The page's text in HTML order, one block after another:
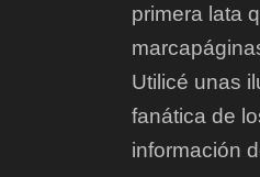
primera lata
Utilicé unas
fanática de
información